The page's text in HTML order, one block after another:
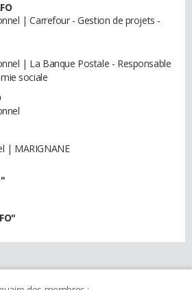
| Carrefour - Gestion de projets -
| La Banque Postale - Responsable
sociale
| MARIGNANE